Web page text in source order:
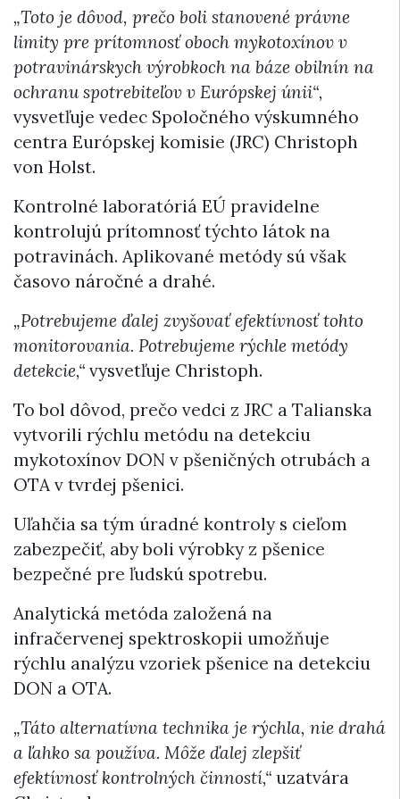
„Toto je dôvod, prečo boli stanovené právne
limity pre prítomnosť oboch mykotoxínov v
potravinárskych výrobkoch na báze obilnín na
ochranu spotrebiteľov v Európskej únii“,
vysvetľuje vedec Spoločného výskumného
centra Európskej komisie (JRC) Christoph
von Holst.
Kontrolné laboratóriá EÚ pravidelne
kontrolujú prítomnosť týchto látok na
potravinách. Aplikované metódy sú však
časovo náročné a drahé.
„Potrebujeme ďalej zvyšovať efektívnosť tohto
monitorovania. Potrebujeme rýchle metódy
detekcie,“ vysvetľuje Christoph.
To bol dôvod, prečo vedci z JRC a Talianska
vytvorili rýchlu metódu na detekciu
mykotoxínov DON v pšeničných otrubách a
OTA v tvrdej pšenici.
Uľahčia sa tým úradné kontroly s cieľom
zabezpečiť, aby boli výrobky z pšenice
bezpečné pre ľudskú spotrebu.
Analytická metóda založená na
infračervenej spektroskopii umožňuje
rýchlu analýzu vzoriek pšenice na detekciu
DON a OTA.
„Táto alternatívna technika je rýchla, nie drahá
a ľahko sa používa. Môže ďalej zlepšiť
efektívnosť kontrolných činností,“ uzatvára